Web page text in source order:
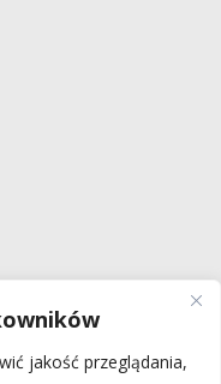
jakość przeglądania,